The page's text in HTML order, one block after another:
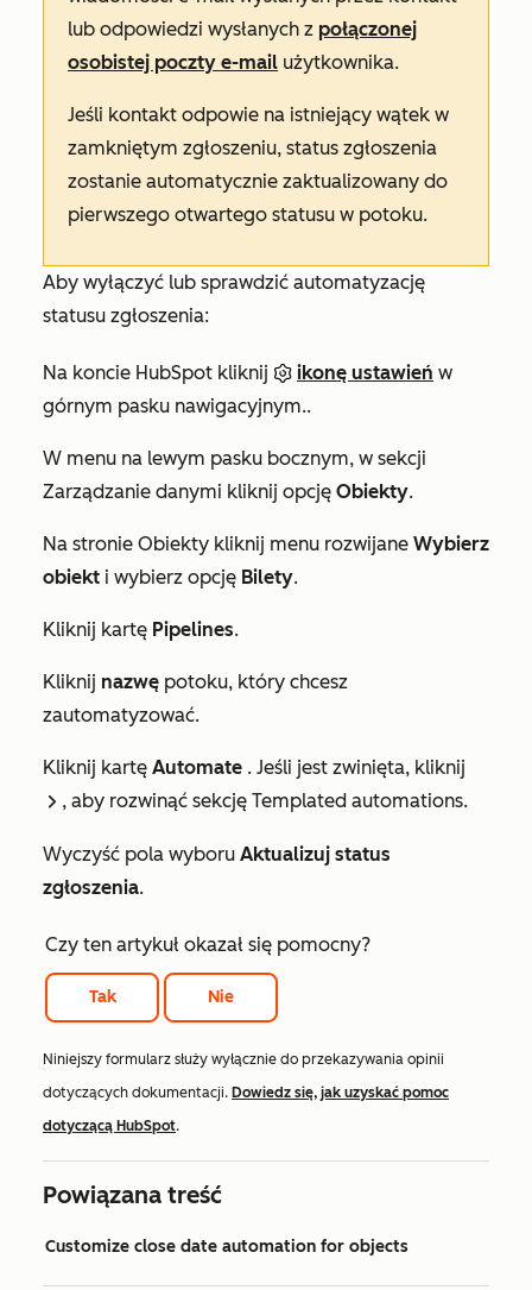
lub odpowiedzi wysłanych z połączonej
osobistej poczty e-mail użytkownika.
Jeśli kontakt odpowie na istniejący wątek w
zamkniętym zgłoszeniu, status zgłoszenia
zostanie automatycznie zaktualizowany do
pierwszego otwartego statusu w potoku.
Aby wyłączyć lub sprawdzić automatyzację
statusu zgłoszenia:
Na koncie HubSpot kliknij ikonę ustawień w
górnym pasku nawigacyjnym..
W menu na lewym pasku bocznym, w sekcji
Zarządzanie danymi kliknij opcję Obiekty.
Na stronie Obiekty kliknij menu rozwijane Wybierz
obiekt i wybierz opcję Bilety.
Kliknij kartę Pipelines.
Kliknij nazwę potoku, który chcesz
zautomatyzować.
Kliknij kartę Automate . Jeśli jest zwinięta, kliknij
rightIcon , aby rozwinąć sekcję Templated automations.
Wyczyść pola wyboru Aktualizuj status
zgłoszenia.
Czy ten artykuł okazał się pomocny?
Tak Nie
Niniejszy formularz służy wyłącznie do przekazywania opinii
dotyczących dokumentacji. Dowiedz się, jak uzyskać pomoc
dotyczącą HubSpot.
Powiązana treść
Customize close date automation for objects